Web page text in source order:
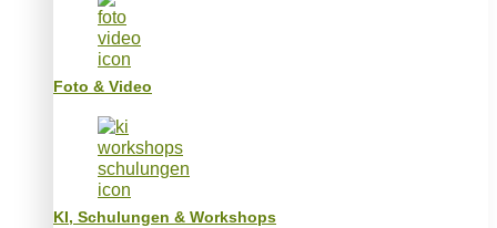
Foto & Video
KI, Schulungen & Workshops